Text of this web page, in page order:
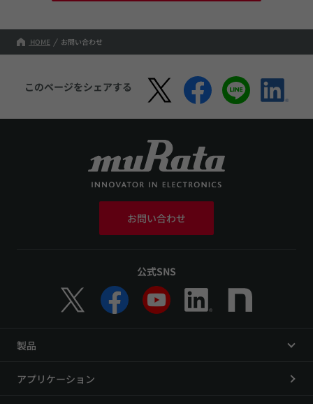
HOME お問い合わせ
このページをシェアする
お問い合わせ
公式SNS
製品
アプリケーション